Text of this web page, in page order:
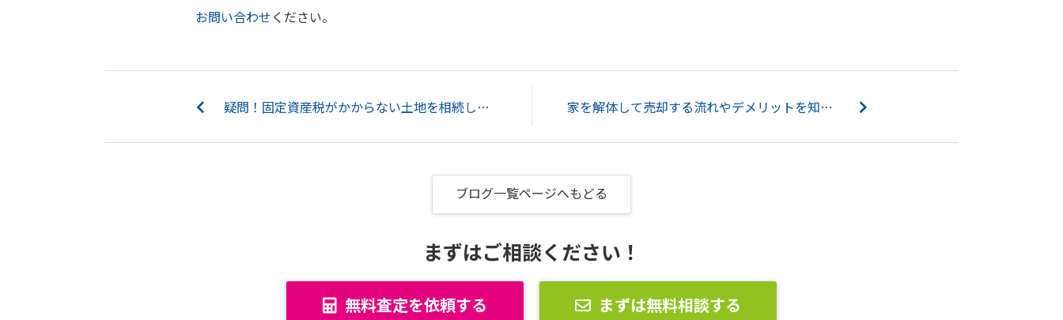
お問い合わせください。
疑問！固定資産税がかからない土地を相続した後、何か活用できることはある？... 家を解体して売却する流れやデメリットを知りたい！解体費用の見積も富商不動産にお任せください！...
ブログ一覧ページへもどる
まずはご相談ください！
無料査定を依頼する まずは無料相談する